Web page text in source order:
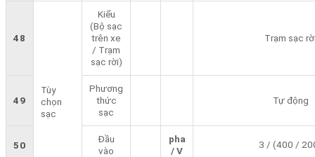
48
Tùy
chọn
sạc
Kiểu
(Bộ sạc
trên xe
/ Trạm
sạc rời)
Trạm sạc
49
Phương
thức
sạc
Tự động
50
Đầu
vào
pha
/ V
3 / (400 /